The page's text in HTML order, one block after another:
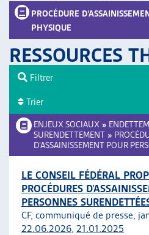
NOS PUBLICATIONS
ARTICLES
DOSSIERS DU MOIS
RESSOURCES
THÉMATIQUES
GUIDE SOCIAL ROMAND
AUTRES
ARTIAS
L’ASSOCIATION
PROJETS ET ACTIVITÉS
JOURNÉES D’AUTOMNE
PROCÉDURE
PHYSIQUE
RESSOURCES
ENJEUX SOCIAUX »
SURENDETTEMENT »
D’ASSAINISSEMENT POUR
LE CONSEIL FÉDÉRAL
PROCÉDURES
PERSONNES
CF, communiqué de presse,
22.06.2026, 21.01.2025
Filtrer
Trier